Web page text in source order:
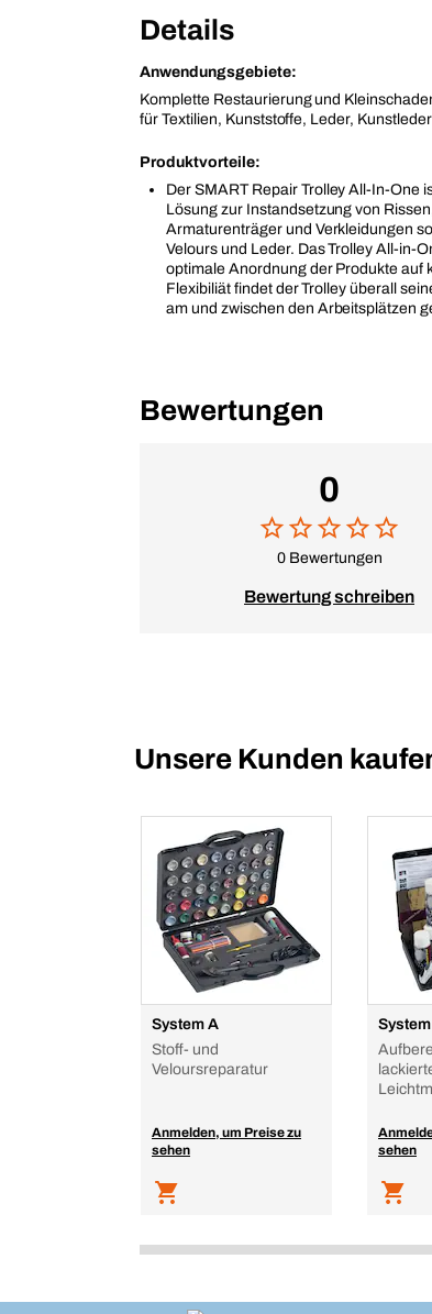
Details
Anwendungsgebiete:
Komplette Restaurierung und
für Textilien, Kunststoffe, Leder,
Produktvorteile:
Der SMART Repair Trolley All-In-One
Lösung zur Instandsetzung von
Armaturenträger und Verkleidungen
Velours und Leder. Das Trolley All-in-
optimale Anordnung der Produkte auf
Flexibiliät findet der Trolley überall
am und zwischen den Arbeitsplätzen
Bewertungen
0
0 Bewertungen
Bewertung schreiben
Unsere Kunden
System A
Stoff- und
Veloursreparatur
Anmelden, um Preise zu
sehen
sehen